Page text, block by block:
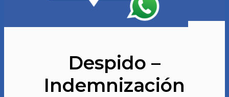
Despido –
Indemnización